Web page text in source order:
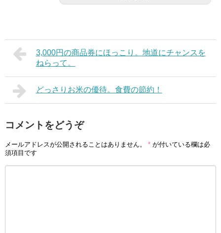
3,000円の商品券にほっこり。地道にチャンスを
ねらって。
どっさりお米の優待。食費の節約！
コメントをどうぞ
メールアドレスが公開されることはありません。 * が付いている欄は必
須項目です